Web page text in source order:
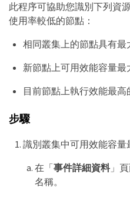
此程序可協助您識別下列資
使用率較低的節點：
相同叢集上的節點具有
新節點上可用效能容量最
目前節點上執行效能最高
步驟
識別叢集中可用效能容量
在「事件詳細資料」
名稱。